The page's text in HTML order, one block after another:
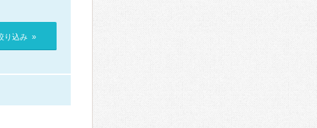
り込み »